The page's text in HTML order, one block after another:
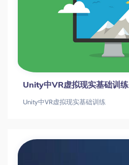
Unity中VR虚拟现实基础训练
Unity中VR虚拟现实基础训练